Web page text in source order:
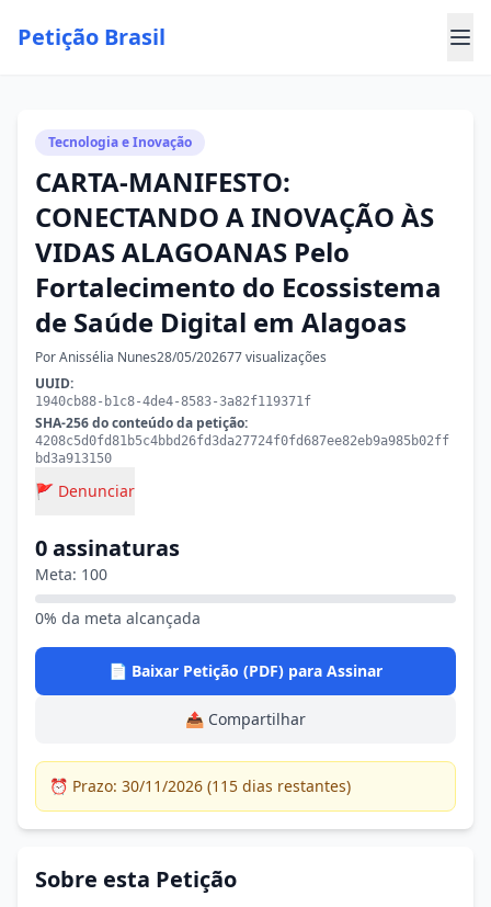
Petição Brasil
Tecnologia e Inovação
CARTA-MANIFESTO:
CONECTANDO A INOVAÇÃO ÀS
VIDAS ALAGOANAS Pelo
Fortalecimento do Ecossistema
de Saúde Digital em Alagoas
Por Anissélia Nunes28/05/202677 visualizações
UUID:
1940cb88-b1c8-4de4-8583-3a82f119371f
SHA-256 do conteúdo da petição:
4208c5d0fd81b5c4bbd26fd3da27724f0fd687ee82eb9a985b02ff
bd3a913150
🚩 Denunciar
0 assinaturas
Meta: 100
0% da meta alcançada
📄 Baixar Petição (PDF) para Assinar
📤 Compartilhar
⏰ Prazo: 30/11/2026 (115 dias restantes)
Sobre esta Petição